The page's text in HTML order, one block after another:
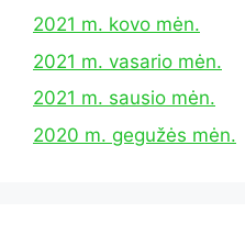
2021 m. kovo mėn.
2021 m. vasario mėn.
2021 m. sausio mėn.
2020 m. gegužės mėn.